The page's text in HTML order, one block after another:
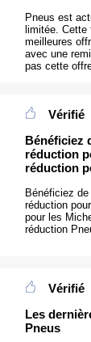
Pneus est
limitée. Cette
meilleures
avec une
pas cette
Vérifié
Bénéficiez
réduction
réduction
Bénéficiez
réduction
pour les
réduction
Vérifié
Les
Pneus